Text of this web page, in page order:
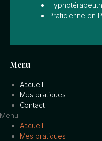
Praticienne en
Menu
Accueil
Mes pratiques
Contact
Menu
Accueil
Mes pratiques